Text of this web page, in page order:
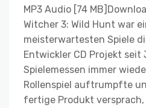
MP3 Audio [74
Witcher 3: Wild Hunt war
meisterwartesten Spiele
Entwickler CD Projekt seit
Spielemessen immer
Rollenspiel auftrumpfte
fertige Produkt